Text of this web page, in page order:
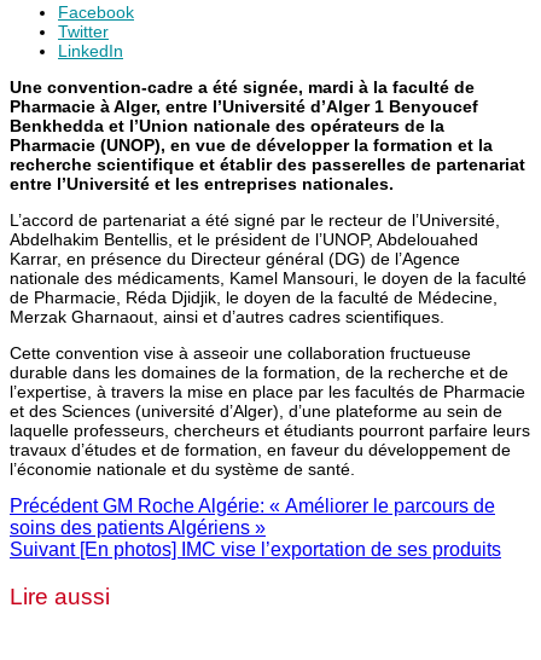
Facebook
Twitter
LinkedIn
Une convention-cadre a été signée, mardi à la faculté de
Pharmacie à Alger, entre l’Université d’Alger 1 Benyoucef
Benkhedda et l’Union nationale des opérateurs de la
Pharmacie (UNOP), en vue de développer la formation et la
recherche scientifique et établir des passerelles de partenariat
entre l’Université et les entreprises nationales.
L’accord de partenariat a été signé par le recteur de l’Université,
Abdelhakim Bentellis, et le président de l’UNOP, Abdelouahed
Karrar, en présence du Directeur général (DG) de l’Agence
nationale des médicaments, Kamel Mansouri, le doyen de la faculté
de Pharmacie, Réda Djidjik, le doyen de la faculté de Médecine,
Merzak Gharnaout, ainsi et d’autres cadres scientifiques.
Cette convention vise à asseoir une collaboration fructueuse
durable dans les domaines de la formation, de la recherche et de
l’expertise, à travers la mise en place par les facultés de Pharmacie
et des Sciences (université d’Alger), d’une plateforme au sein de
laquelle professeurs, chercheurs et étudiants pourront parfaire leurs
travaux d’études et de formation, en faveur du développement de
l’économie nationale et du système de santé.
PrécédentGM Roche Algérie: « Améliorer le parcours de
soins des patients Algériens »
Suivant[En photos] IMC vise l’exportation de ses produits
Lire aussi